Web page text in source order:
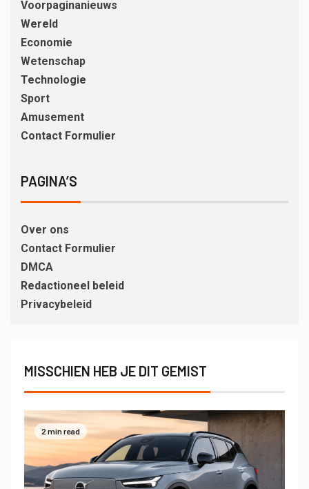
Voorpaginanieuws
Wereld
Economie
Wetenschap
Technologie
Sport
Amusement
Contact Formulier
PAGINA’S
Over ons
Contact Formulier
DMCA
Redactioneel beleid
Privacybeleid
MISSCHIEN HEB JE DIT GEMIST
2 min read